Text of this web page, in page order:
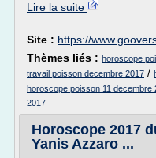
Lire la suite
Site : https://
Thèmes liés : horoscope
travail poisson decembre 2017 /
horoscope poisson 11 decembre
2017
Horoscope 2017
Yanis Azzaro ...